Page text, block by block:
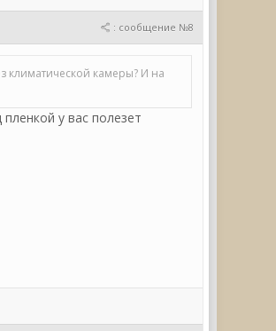
: сообщение №8
климатической камеры? И на
у вас полезет